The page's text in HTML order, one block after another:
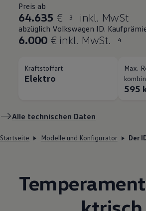
Preis ab
64.635 € 3 inkl. MwSt
abzüglich Volkswagen ID.
6.000 € inkl. MwSt. 4
Kraftstoffart
Elektro
Max.
595
Alle technischen Daten
Startseite Modelle und Konfigurator Der